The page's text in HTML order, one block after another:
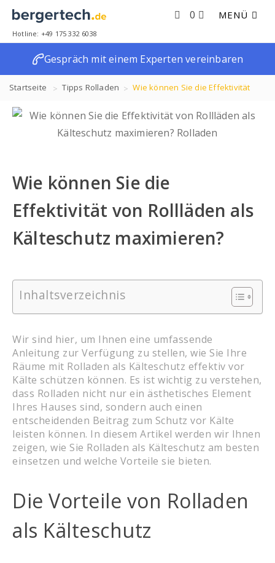
MENÜ
0
Hotline: +49 175 332 6038
Gespräch mit einem Experten vereinbaren
Startseite Tipps Rolladen Wie können Sie die Effektivität
von Rollläden als Kälteschutz maximieren?
Wie können Sie die
Effektivität von Rollläden als
Kälteschutz maximieren?
Inhaltsverzeichnis
Wir sind hier, um Ihnen eine umfassende
Anleitung zur Verfügung zu stellen, wie Sie Ihre
Räume mit Rolladen als Kälteschutz effektiv vor
Kälte schützen können. Es ist wichtig zu verstehen,
dass Rolladen nicht nur ein ästhetisches Element
Ihres Hauses sind, sondern auch einen
entscheidenden Beitrag zum Schutz vor Kälte
leisten können. In diesem Artikel werden wir Ihnen
zeigen, wie Sie Rolladen als Kälteschutz am besten
einsetzen und welche Vorteile sie bieten.
Die Vorteile von Rolladen
als Kälteschutz